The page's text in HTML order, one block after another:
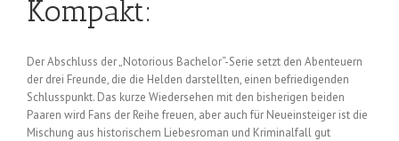
Kompakt:
Der Abschluss der „Notorious Bachelor“-Serie setzt den Abenteuern
der drei Freunde, die die Helden darstellten, einen befriedigenden
Schlusspunkt. Das kurze Wiedersehen mit den bisherigen beiden
Paaren wird Fans der Reihe freuen, aber auch für Neueinsteiger ist die
Mischung aus historischem Liebesroman und Kriminalfall gut